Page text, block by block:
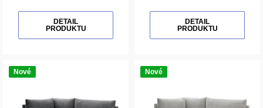
DETAIL
PRODUKTU
DETAIL
PRODUKTU
Nové Nové